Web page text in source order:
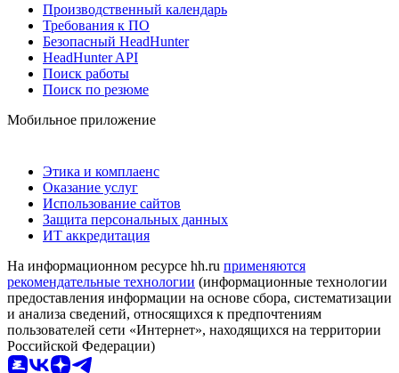
Производственный календарь
Требования к ПО
Безопасный HeadHunter
HeadHunter API
Поиск работы
Поиск по резюме
Мобильное приложение
Этика и комплаенс
Оказание услуг
Использование сайтов
Защита персональных данных
ИТ аккредитация
На информационном ресурсе hh.ru применяются
рекомендательные технологии (информационные технологии
предоставления информации на основе сбора, систематизации
и анализа сведений, относящихся к предпочтениям
пользователей сети «Интернет», находящихся на территории
Российской Федерации)